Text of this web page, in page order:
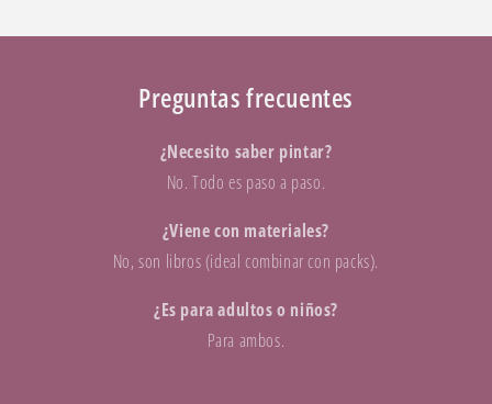
Preguntas frecuentes
¿Necesito saber pintar?
No. Todo es paso a paso.
¿Viene con materiales?
No, son libros (ideal combinar con packs).
¿Es para adultos o niños?
Para ambos.